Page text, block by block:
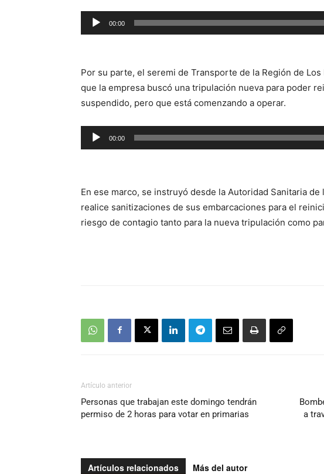
Reproductor
de
00:00
Por su parte, el seremi de Transporte de la Región de
que la empresa buscó una tripulación nueva para poder
suspendido, pero que está comenzando a operar.
Reproductor
de
00:00
En ese marco, se instruyó desde la Autoridad Sanitaria
realice sanitizaciones de sus embarcaciones para el
riesgo de contagio tanto para la nueva tripulación como
Artículo anterior
Personas que trabajan este domingo tendrán
permiso de 2 horas para votar en primarias
a
Artículos relacionados Más del autor